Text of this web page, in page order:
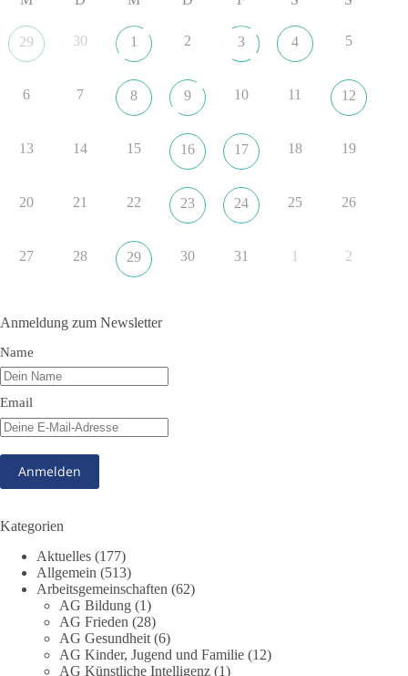
aus der NATO. Ein Gipfel, der mehr nach Rüstungsdeal als
nach Friedenspolitik klingt, wird niemals Sicherheit schaffen,
https://www.tagesschau.de/ausland/asien/nato-
#Gipfeltreffen #Frieden #Sicherheit
Grundrechte der Natur – ein Angriff auf das Grundgesetz?
Im Politischen Frühschoppen diskutieren die Teilnehmer das
Verhältnis von Mensch, Natur und Grundgesetz.
Beitrag der AG Strategische Impulse
Kann die Natur Träger eigener Grundrechte sein? Oder würde
beschäftigte sich die Teilnehmer des Politischen
Referent Frank Bothmann stellte die These auf, dass die
derzeit in Teilen der Umweltbewegung diskutierten
„Grundrechte der Natur“ weit über klassischen Naturschutz
hinausreichen und grundlegende Fragen zum Menschenbild,
zum Rechtsstaat und zur Demokratie aufwerfen. [...]
29 30 1 2 3 4 5
6 7 8 9 10 11 12
13 14 15 16 17 18 19
20 21 22 23 24 25 26
27 28 29 30 31 1 2
Anmeldung zum Newsletter
Name
Email
Kategorien
Aktuelles (177)
Allgemein (513)
Arbeitsgemeinschaften (62)
AG Bildung (1)
AG Frieden (28)
AG Gesundheit (6)
AG Kinder, Jugend und Familie (12)
AG Künstliche Intelligenz (1)